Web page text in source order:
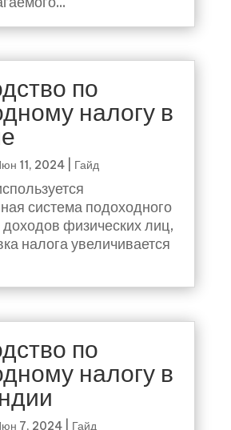
по
налогу в
11, 2024| Гайд
система подоходного
физических лиц,
налога увеличивается
по
налогу в
7, 2024| Гайд